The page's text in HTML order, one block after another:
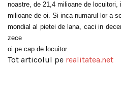
noastre, de 21,4 milioane de
milioane de oi. Si inca numarul lor a
mondial al pietei de lana, caci in
zece
oi pe cap de locuitor.
Tot articolul pe realitatea.net